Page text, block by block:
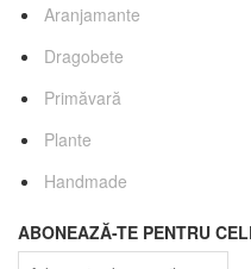
Aranjamante
Dragobete
Primăvară
Plante
Handmade
ABONEAZĂ-TE PENTRU